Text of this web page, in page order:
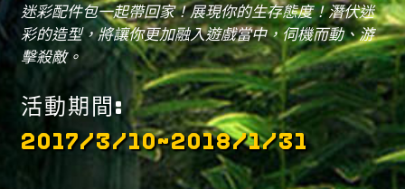
迷彩配件包一起帶回家！展現你的生存態度！潛伏迷
彩的造型，將讓你更加融入遊戲當中，伺機而動、游
擊殺敵。
活動期間
2017/3/10~2018/1/31